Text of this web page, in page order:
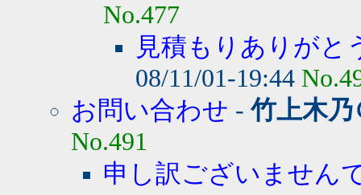
No.477
見積もりありがと
08/11/01-19:44
お問い合わせ -竹上木
No.491
申し訳ございません